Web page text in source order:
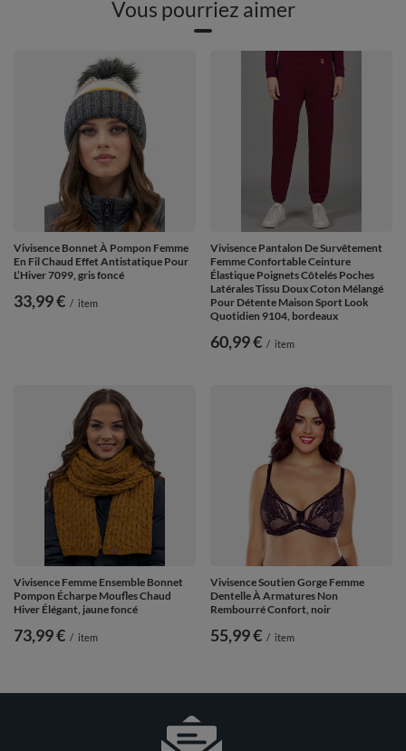
Vous pourriez aimer
Vivisence Bonnet À Pompon Femme
En Fil Chaud Effet Antistatique Pour
L’Hiver 7099, gris foncé
33,99 € / item
Vivisence Pantalon De Survêtement
Femme Confortable Ceinture
Élastique Poignets Côtelés Poches
Latérales Tissu Doux Coton Mélangé
Pour Détente Maison Sport Look
Quotidien 9104, bordeaux
60,99 € / item
Vivisence Femme Ensemble Bonnet
Pompon Écharpe Moufles Chaud
Hiver Élégant, jaune foncé
73,99 € / item
Vivisence Soutien Gorge Femme
Dentelle À Armatures Non
Rembourré Confort, noir
55,99 € / item